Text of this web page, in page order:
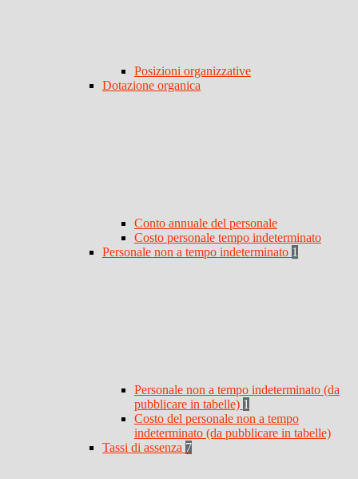
Posizioni organizzative
Dotazione organica
Conto annuale del personale
Costo personale tempo indeterminato
Personale non a tempo indeterminato 1
Personale non a tempo indeterminato (da
pubblicare in tabelle) 1
Costo del personale non a tempo
indeterminato (da pubblicare in tabelle)
Tassi di assenza 7